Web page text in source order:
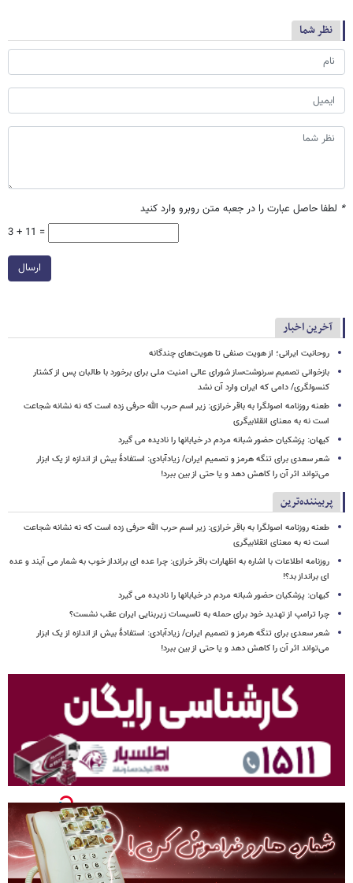
نظر شما
* لطفا حاصل عبارت را در جعبه متن روبرو وارد کنید
3 + 11 =
ارسال
آخرین اخبار
روحانیت ایرانی؛ از هویت صنفی تا هویت‌های چندگانه
بازخوانی تصمیم سرنوشت‌ساز شورای عالی امنیت ملی برای برخورد با طالبان پس از کشتار
کنسولگری/ دامی که ایران وارد آن نشد
طعنه روزنامه اصولگرا به باقر خرازی: زیر اسم حرب الله حرفی زده است که نه نشانه شجاعت
است نه به معنای انقلابیگری
کیهان: پزشکیان حضور شبانه مردم در خیابانها را نادیده می گیرد
شعر سعدی برای تنگه هرمز و تصمیم ایران/ زیادآبادی: استفادهٔ بیش از اندازه از یک ابزار
می‌تواند اثر آن را کاهش دهد و یا حتی از بین ببرد!
پربیننده‌ترین
طعنه روزنامه اصولگرا به باقر خرازی: زیر اسم حرب الله حرفی زده است که نه نشانه شجاعت
است نه به معنای انقلابیگری
روزنامه اطلاعات با اشاره به اظهارات باقر خرازی: چرا عده ای برانداز خوب به شمار می آیند و عده
ای برانداز بد؟!
کیهان: پزشکیان حضور شبانه مردم در خیابانها را نادیده می گیرد
چرا ترامپ از تهدید خود برای حمله به تاسیسات زیربنایی ایران عقب نشست؟
شعر سعدی برای تنگه هرمز و تصمیم ایران/ زیادآبادی: استفادهٔ بیش از اندازه از یک ابزار
می‌تواند اثر آن را کاهش دهد و یا حتی از بین ببرد!